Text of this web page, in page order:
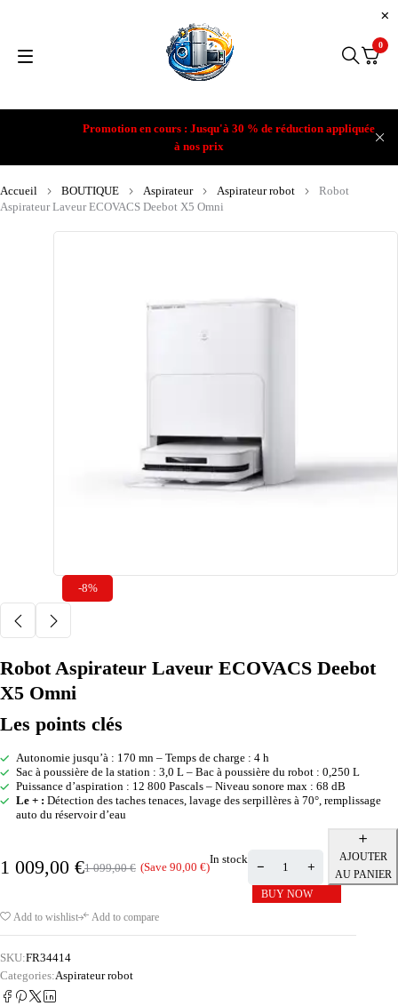
Promotion en cours : Jusqu'à 30 % de réduction appliquée
à nos prix
0
Accueil BOUTIQUE Aspirateur Aspirateur robot
Robot
Aspirateur Laveur ECOVACS Deebot X5 Omni
-8%
Robot Aspirateur Laveur ECOVACS Deebot
X5 Omni
Les points clés
Autonomie jusqu’à : 170 mn – Temps de charge : 4 h
Sac à poussière de la station : 3,0 L – Bac à poussière du robot : 0,250 L
Puissance d’aspiration : 12 800 Pascals – Niveau sonore max : 68 dB
Le + : Détection des taches tenaces, lavage des serpillères à 70°, remplissage
auto du réservoir d’eau
1 099,00€
1 009,00 € (Save 90,00 €)
In stock
AJOUTER
AU PANIER
BUY NOW
Add to wishlist
Add to compare
SKU:FR34414
Categories:Aspirateur robot